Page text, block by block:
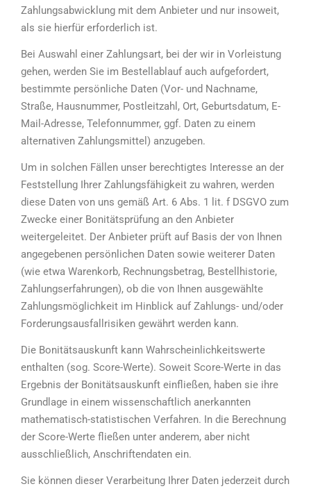
Zahlungsabwicklung mit dem Anbieter und nur insoweit,
als sie hierfür erforderlich ist.
Bei Auswahl einer Zahlungsart, bei der wir in Vorleistung
gehen, werden Sie im Bestellablauf auch aufgefordert,
bestimmte persönliche Daten (Vor- und Nachname,
Straße, Hausnummer, Postleitzahl, Ort, Geburtsdatum, E-
Mail-Adresse, Telefonnummer, ggf. Daten zu einem
alternativen Zahlungsmittel) anzugeben.
Um in solchen Fällen unser berechtigtes Interesse an der
Feststellung Ihrer Zahlungsfähigkeit zu wahren, werden
diese Daten von uns gemäß Art. 6 Abs. 1 lit. f DSGVO zum
Zwecke einer Bonitätsprüfung an den Anbieter
weitergeleitet. Der Anbieter prüft auf Basis der von Ihnen
angegebenen persönlichen Daten sowie weiterer Daten
(wie etwa Warenkorb, Rechnungsbetrag, Bestellhistorie,
Zahlungserfahrungen), ob die von Ihnen ausgewählte
Zahlungsmöglichkeit im Hinblick auf Zahlungs- und/oder
Forderungsausfallrisiken gewährt werden kann.
Die Bonitätsauskunft kann Wahrscheinlichkeitswerte
enthalten (sog. Score-Werte). Soweit Score-Werte in das
Ergebnis der Bonitätsauskunft einfließen, haben sie ihre
Grundlage in einem wissenschaftlich anerkannten
mathematisch-statistischen Verfahren. In die Berechnung
der Score-Werte fließen unter anderem, aber nicht
ausschließlich, Anschriftendaten ein.
Sie können dieser Verarbeitung Ihrer Daten jederzeit durch